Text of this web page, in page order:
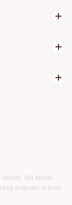
Allt sedan
erbjuder vi även